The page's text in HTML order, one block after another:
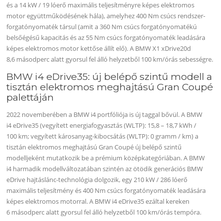
és a 14 kW / 19 lóerő maximális teljesítményre képes elektromos
motor együttműködésének hála), amelyhez 400 Nm csúcs rendszer-
forgatónyomaték társul (amit a 360 Nm csúcs forgatónyomatékú
belsőégésű kapacitás és az 55 Nm csúcs forgatónyomaték leadására
képes elektromos motor kettőse állít elő). A BMW X1 xDrive20d
8,6 másodperc alatt gyorsul fel álló helyzetből 100 km/órás sebességre.
BMW i4 eDrive35: új belépő szintű modell a
tisztán elektromos meghajtású Gran Coupé
palettáján
2022 novemberében a BMW i4 portfóliója is új taggal bővül. A BMW
i4 eDrive35 (vegyített energiafogyasztás (WLTP): 15,8 – 18,7 kWh /
100 km; vegyített károsanyag-kibocsátás (WLTP): 0 gramm / km) a
tisztán elektromos meghajtású Gran Coupé új belépő szintű
modelljeként mutatkozik be a prémium középkategóriában. A BMW
i4 harmadik modellváltozatában szintén az ötödik generációs BMW
eDrive hajtáslánc-technológia dolgozik, egy 210 kW / 286 lóerő
maximális teljesítmény és 400 Nm csúcs forgatónyomaték leadására
képes elektromos motorral. A BMW i4 eDrive35 ezáltal kereken
6 másodperc alatt gyorsul fel álló helyzetből 100 km/órás tempóra.